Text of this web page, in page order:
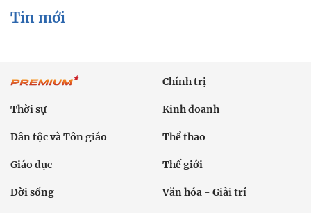
Tin mới
Chính trị
Thời sự Kinh doanh
Dân tộc và Tôn giáo Thể thao
Giáo dục Thế giới
Đời sống Văn hóa - Giải trí